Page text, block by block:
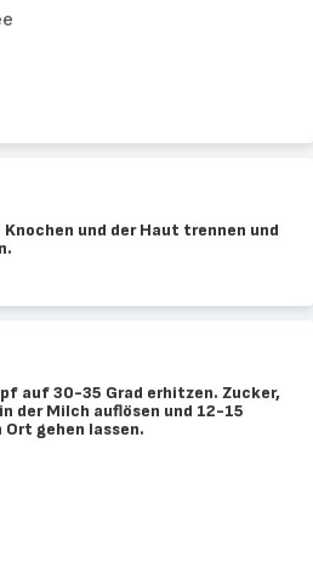
und der Haut trennen und
auf 30-35 Grad erhitzen. Zucker,
der Milch auflösen und 12-15
gehen lassen.